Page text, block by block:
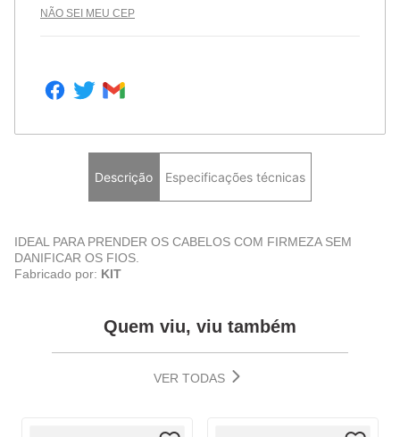
NÃO SEI MEU CEP
Descrição Especificações técnicas
IDEAL PARA PRENDER OS CABELOS COM FIRMEZA SEM
DANIFICAR OS FIOS.
Fabricado por: KIT
Quem viu, viu também
VER TODAS